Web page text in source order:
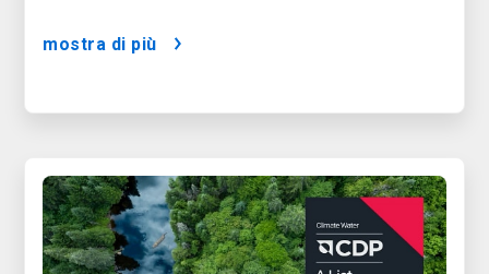
mostra di più